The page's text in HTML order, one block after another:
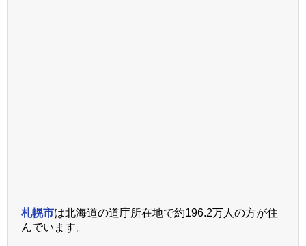
札幌市は北海道の道庁所在地で約196.2万人の方が住
んでいます。